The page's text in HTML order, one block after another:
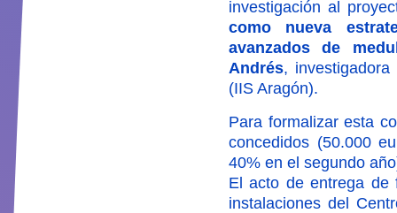
investigación al
como nueva
avanzados de
Andrés,
(IIS Aragón).
Para formalizar esta
concedidos (50.000
40% en el segundo
El acto de entrega
instalaciones del